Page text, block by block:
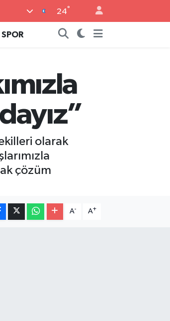
24°
SPOR
olarak
çözüm
A- A+